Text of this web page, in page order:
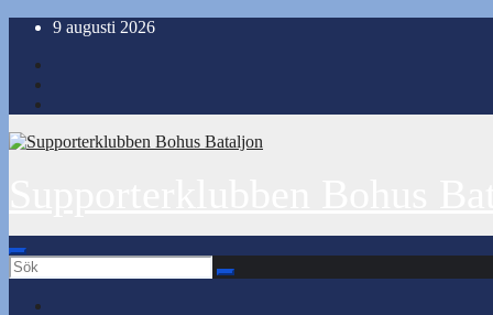
Hoppa
innehåll
9 augusti 2026